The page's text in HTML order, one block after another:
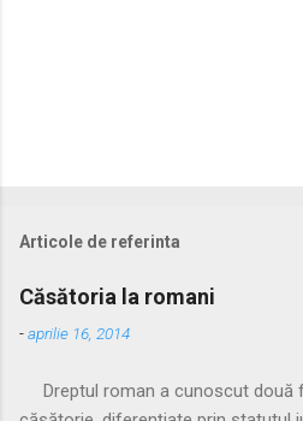
Articole de referinta
Căsătoria la romani
-aprilie 16, 2014
Dreptul roman a cunoscut două